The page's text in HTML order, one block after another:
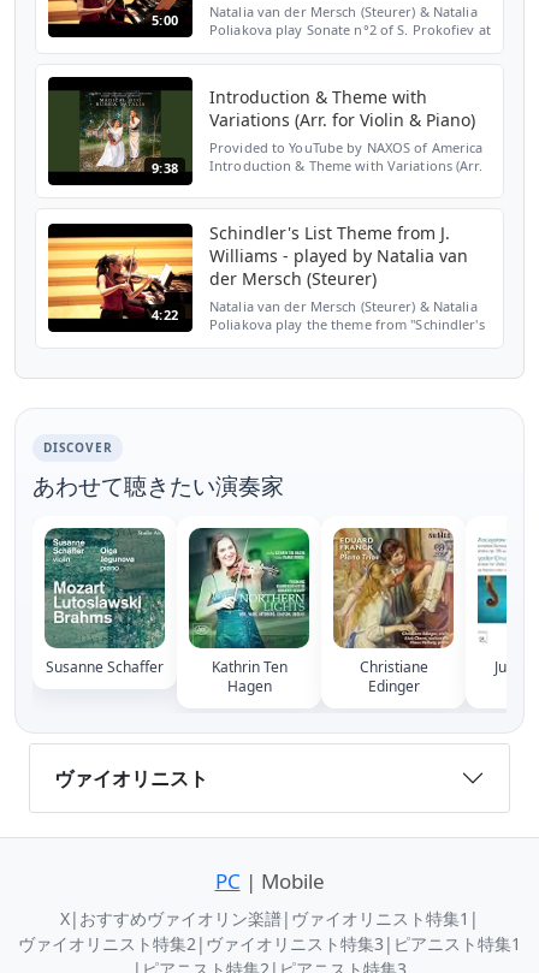
5:00
Natalia van der Mersch (Steurer) & Natalia
Poliakova play Sonate n°2 of S. Prokofiev at
9:38
Introduction & Theme with
Variations (Arr. for Violin & Piano)
Provided to YouTube by NAXOS of America
Introduction & Theme with Variations (Arr.
4:22
Schindler's List Theme from J.
Williams - played by Natalia van
der Mersch (Steurer)
Natalia van der Mersch (Steurer) & Natalia
Poliakova play the theme from "Schindler's
2013
DISCOVER
あわせて聴きたい演奏家
Susanne Schaffer
Kathrin Ten
Hagen
Christiane
Edinger
Julia
ヴァイオリニスト
PC | Mobile
X| おすすめヴァイオリン楽譜| ヴァイオリニスト特集1 |
ヴァイオリニスト特集2 | ヴァイオリニスト特集3 | ピアニスト特集1
| ピアニスト特集2 | ピアニスト特集3